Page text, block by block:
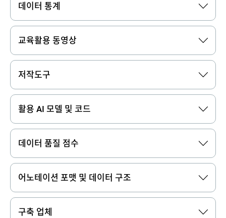
데이터 통계
교육활용 동영상
저작도구
활용 AI 모델 및 코드
데이터 품질 점수
어노테이션 포맷 및 데이터 구조
구축 업체